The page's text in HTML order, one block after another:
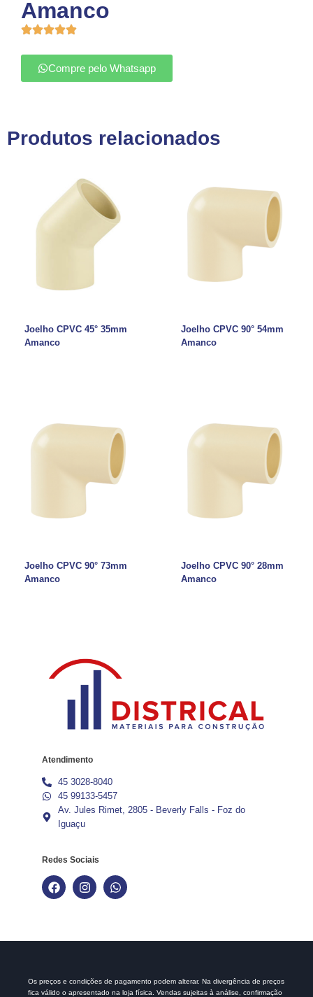
Amanco
Compre pelo Whatsapp
Produtos relacionados
Joelho CPVC 45° 35mm
Amanco
Joelho CPVC 90° 54mm
Amanco
Joelho CPVC 90° 73mm
Amanco
Joelho CPVC 90° 28mm
Amanco
Atendimento
45 3028-8040
45 99133-5457
Av. Jules Rimet, 2805 - Beverly Falls - Foz do
Iguaçu
Redes Sociais
Os preços e condições de pagamento podem alterar. Na divergência de preços
fica válido o apresentado na loja física. Vendas sujeitas à análise, confirmação